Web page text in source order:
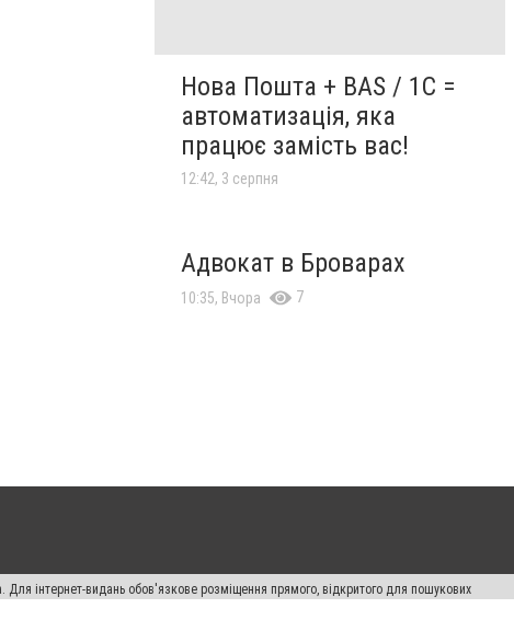
Нова Пошта + BAS / 1C =
автоматизація, яка
працює замість вас!
12:42, 3 серпня
Адвокат в Броварах
10:35, Вчора 7
інтернет-видань обов'язкове розміщення прямого, відкритого для пошукових